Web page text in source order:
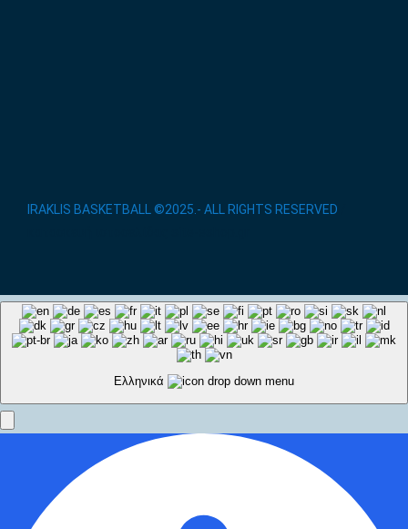
IRAKLIS BASKETBALL ©2025.- ALL RIGHTS RESERVED
Ελληνικά